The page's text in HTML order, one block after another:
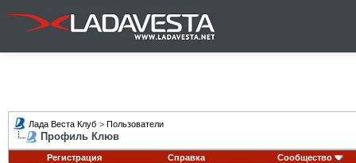
Лада Веста Клуб > Пользователи
Профиль Клюв
Регистрация Справка Сообщество